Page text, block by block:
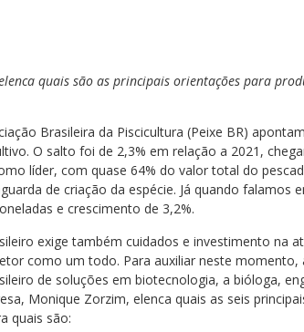
quais são as principais orientações para
Brasileira da Piscicultura (Peixe BR)
O salto foi de 2,3% em relação a 2021,
líder, com quase 64% do valor total do
de criação da espécie. Já quando falamos
e crescimento de 3,2%.
exige também cuidados e investimento na
como um todo. Para auxiliar neste momento,
de soluções em biotecnologia, a bióloga,
Monique Zorzim, elenca quais as seis
quais são: